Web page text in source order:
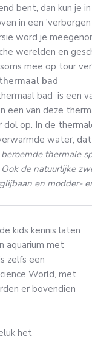
bent, dan kun je
in een
word je
werelden en
mee op tour
bad
bad is een
een van deze
dol op. In de
water,
thermale
de natuurlijke
en modder-
kids kennis laten
aquarium met
zelfs een
World, met
er bovendien
het